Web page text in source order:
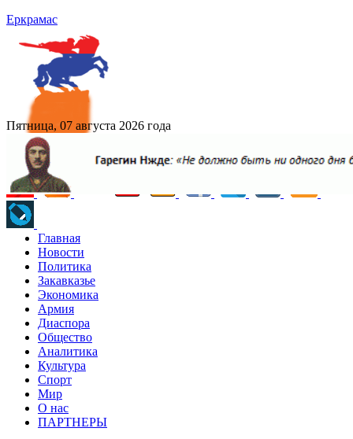
Еркрамас
Пятница, 07 августа 2026 года
Главная
Новости
Политика
Закавказье
Экономика
Армия
Диаспора
Общество
Аналитика
Культура
Спорт
Мир
О нас
ПАРТНЕРЫ